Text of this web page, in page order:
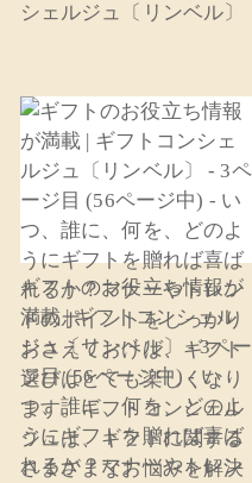
シェルジュ〔リンベル〕
ギフトのお役立ち情報が
満載 | ギフトコンシェル
ジュ〔リンベル〕 - 3ペー
ジ目 (56ページ中) - い
つ、誰に、何を、どのよ
うにギフトを贈れば喜ば
れるか？マナーやトレン